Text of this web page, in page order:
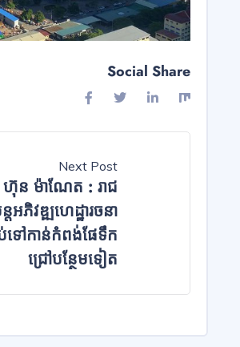
Social Share
Next Post
ហ៊ុន ម៉ាណែត : រាជ
តអភិវឌ្ឍហេដ្ឋារចនា
ប់ទៅកាន់កំពង់ផែទឹក
ជ្រៅបន្ថែមទៀត